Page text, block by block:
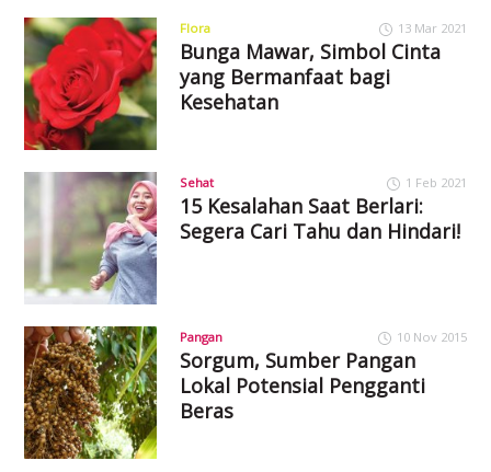
Flora 13 Mar 2021
Bunga Mawar, Simbol Cinta
yang Bermanfaat bagi
Kesehatan
Sehat 1 Feb 2021
15 Kesalahan Saat Berlari:
Segera Cari Tahu dan Hindari!
Pangan 10 Nov 2015
Sorgum, Sumber Pangan
Lokal Potensial Pengganti
Beras